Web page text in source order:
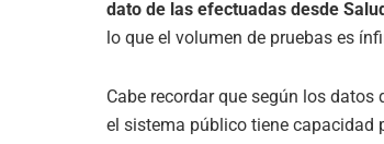
dato de las efectuadas desde
lo que el volumen de pruebas es
Cabe recordar que según los
el sistema público tiene capacidad